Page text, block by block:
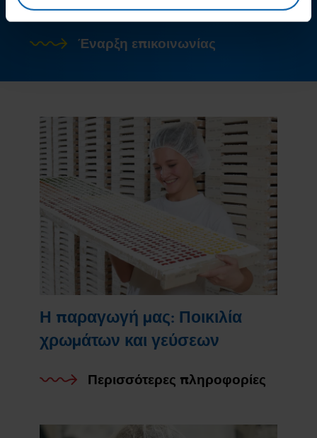
Έναρξη επικοινωνίας
Η παραγωγή μας: Ποικιλία
χρωμάτων και γεύσεων
Περισσότερες πληροφορίες